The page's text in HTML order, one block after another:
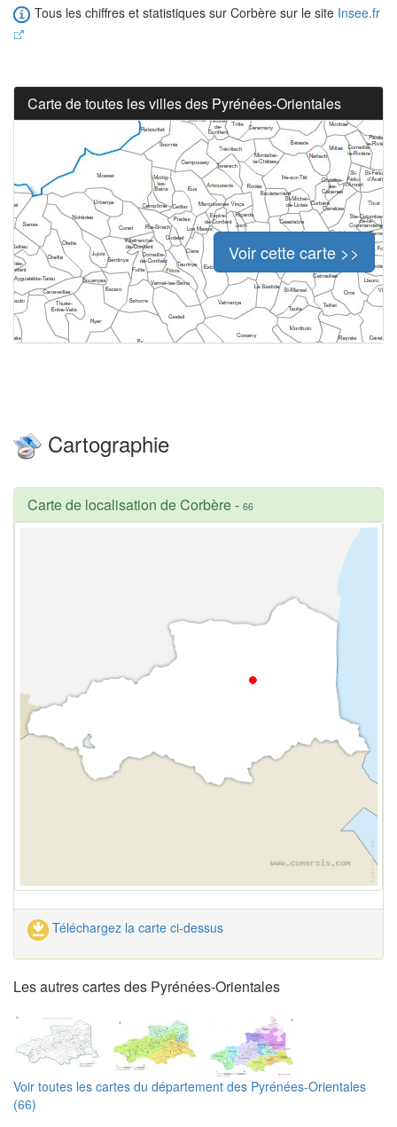
Tous les chiffres et statistiques sur Corbère sur le site Insee.fr
Carte de toutes les villes des Pyrénées-Orientales
Voir cette carte >>
Cartographie
Carte de localisation de Corbère- 66
Téléchargez la carte ci-dessus
Les autres cartes des Pyrénées-Orientales
Voir toutes les cartes du département des Pyrénées-Orientales
(66)